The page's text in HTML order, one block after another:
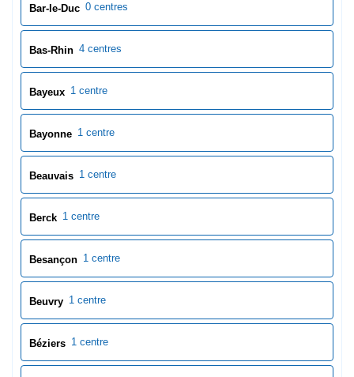
Bar-le-Duc 0 centres
Bas-Rhin 4 centres
Bayeux 1 centre
Bayonne 1 centre
Beauvais 1 centre
Berck 1 centre
Besançon 1 centre
Beuvry 1 centre
Béziers 1 centre